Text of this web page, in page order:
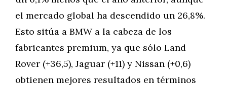
el mercado global ha descendido un 26,8%.
Esto sitúa a BMW a la cabeza de los
fabricantes premium, ya que sólo Land
Rover (+36,5), Jaguar (+11) y Nissan (+0,6)
obtienen mejores resultados en términos